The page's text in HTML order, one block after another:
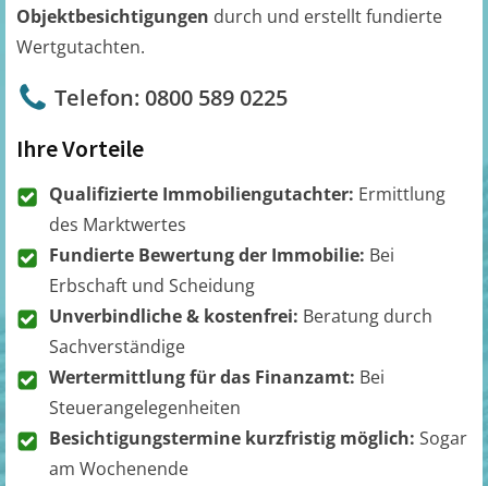
Objektbesichtigungen durch und erstellt fundierte
Wertgutachten.
Telefon: 0800 589 0225
Ihre Vorteile
Qualifizierte Immobiliengutachter: Ermittlung
des Marktwertes
Fundierte Bewertung der Immobilie: Bei
Erbschaft und Scheidung
Unverbindliche & kostenfrei: Beratung durch
Sachverständige
Wertermittlung für das Finanzamt: Bei
Steuerangelegenheiten
Besichtigungstermine kurzfristig möglich: Sogar
am Wochenende